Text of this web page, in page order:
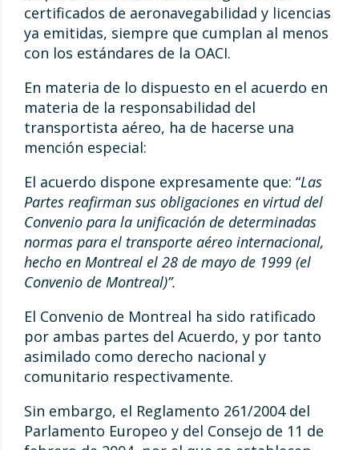
certificados de aeronavegabilidad y licencias
ya emitidas, siempre que cumplan al menos
con los estándares de la OACI.
En materia de lo dispuesto en el acuerdo en
materia de la responsabilidad del
transportista aéreo, ha de hacerse una
mención especial:
El acuerdo dispone expresamente que: “Las
Partes reafirman sus obligaciones en virtud del
Convenio para la unificación de determinadas
normas para el transporte aéreo internacional,
hecho en Montreal el 28 de mayo de 1999 (el
Convenio de Montreal)”.
El Convenio de Montreal ha sido ratificado
por ambas partes del Acuerdo, y por tanto
asimilado como derecho nacional y
comunitario respectivamente.
Sin embargo, el Reglamento 261/2004 del
Parlamento Europeo y del Consejo de 11 de